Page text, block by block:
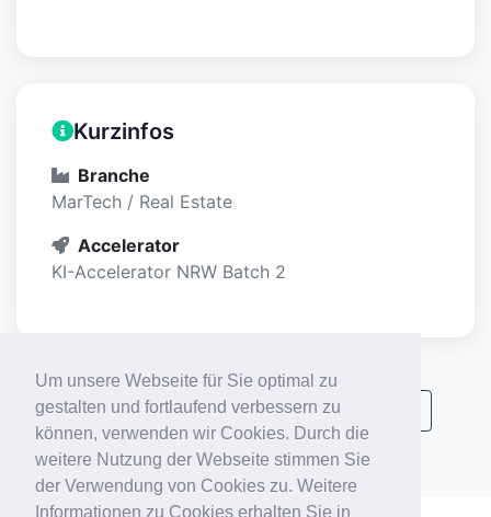
Um unsere Webseite für Sie optimal zu
gestalten und fortlaufend verbessern zu
können, verwenden wir Cookies. Durch die
weitere Nutzung der Webseite stimmen Sie
der Verwendung von Cookies zu. Weitere
Informationen zu Cookies erhalten Sie in
Kurzinfos
Branche
MarTech / Real Estate
Accelerator
KI-Accelerator NRW Batch 2
Alle KI-Accelerator Startups anzeigen